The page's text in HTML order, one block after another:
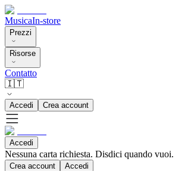
MusicaIn-store
Prezzi
Risorse
Contatto
🇮🇹
Accedi Crea account
Accedi
Nessuna carta richiesta. Disdici quando vuoi.
Crea account Accedi